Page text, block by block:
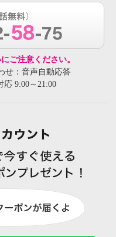
ご注意ください。
せ：音声自動応答
応 9:00～21:00